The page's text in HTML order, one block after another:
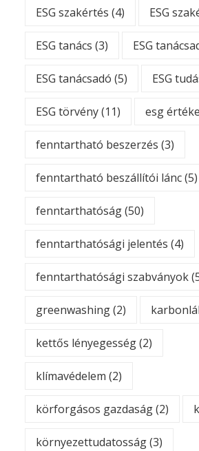
ESG szakértés (4) ESG
ESG tanács (3) ESG
ESG tanácsadó (5) ESG
ESG törvény(11) esg
fenntartható beszerzés (3)
fenntartható beszállítói lánc(5)
fenntarthatóság(50)
fenntarthatósági jelentés (4)
fenntarthatósági szabványok
greenwashing(2)
kettős lényegesség(2)
klímavédelem (2)
körforgásos gazdaság(2)
környezettudatosság(3)